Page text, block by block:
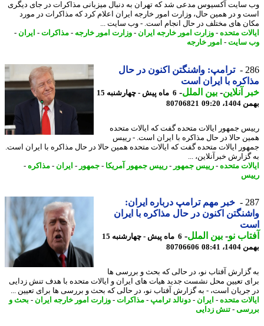
آکسیوس مدعی شد که تهران به دنبال میزبانی مذاکرات در جای دیگری
و در همین حال، وزارت امور خارجه ایران اعلام کرد که مذاکرات در مورد
های مختلف در حال انجام است. - وب سایت ...
متحده-وزارت امور خارجه ایران - وزارت امور خارجه-مذاکرات- ایران -
سایت-امور خارجه
ترامپ: واشنگتن اکنون در حال
با ایران است
آنلاین-بین الملل-
6 ماه پیش - چهارشنبه 15
09:20
80706821
جمهور ایالات متحده گفت که ایالات متحده
حالا در حال مذاکره با ایران است. - رییس
ایالات متحده گفت که ایالات متحده همین حالا در حال مذاکره با ایران است.
خبرآنلاین، ...
متحده-رییس جمهور-رییس جمهور آمریکا- جمهور-ایران - مذاکره -
خبر مهم ترامپ درباره ایران:
اکنون در حال مذاکره با ایران
نو- بین الملل-
6 ماه پیش - چهارشنبه 15
08:41
80706606
آفتاب نو، در حالی که بحث و بررسی ها
تعیین محل نشست جدید هیات های ایران و ایالات متحده با هدف تنش زدایی
است، - به گزارش آفتاب نو، در حالی که بحث و بررسی ها برای تعیین ...
متحده-ایران - دونالد ترامپ -مذاکرات- وزارت امور خارجه ایران -
بحث و
-تنش زدایی